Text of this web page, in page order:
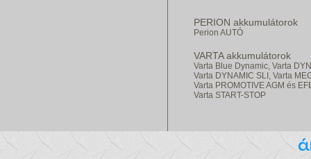
PERION akkumulátorok
Perion AUTÓ
VARTA akkumulátorok
Varta Blue Dynamic, Varta
Varta DYNAMIC SLI, Varta
Varta PROMOTIVE AGM és
Varta START-STOP